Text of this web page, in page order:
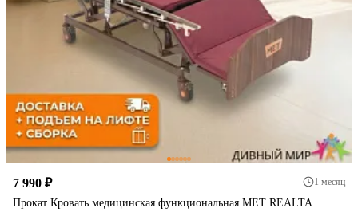
7 990 ₽ 1 месяц
Прокат Кровать медицинская функциональная МЕТ REALTA